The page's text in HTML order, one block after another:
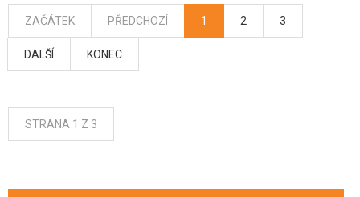
ZAČÁTEK PŘEDCHOZÍ 1 2 3
DALŠÍ KONEC
STRANA 1 Z 3